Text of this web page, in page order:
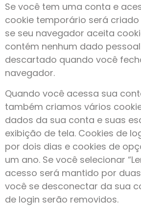
Se você tem uma conta e
cookie temporário será
se seu navegador aceita
contém nenhum dado
descartado quando você
navegador.
Quando você acessa sua
também criamos vários
dados da sua conta e suas
exibição de tela. Cookies de
por dois dias e cookies de
um ano. Se você selecionar
acesso será mantido por
você se desconectar da sua
de login serão removidos.